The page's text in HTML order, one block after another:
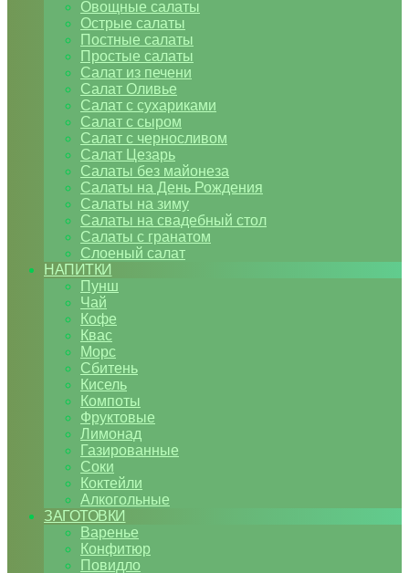
Овощные салаты
Острые салаты
Постные салаты
Простые салаты
Салат из печени
Салат Оливье
Салат с сухариками
Салат с сыром
Салат с черносливом
Салат Цезарь
Салаты без майонеза
Салаты на День Рождения
Салаты на зиму
Салаты на свадебный стол
Салаты с гранатом
Слоеный салат
НАПИТКИ
Пунш
Чай
Кофе
Квас
Морс
Сбитень
Кисель
Компоты
Фруктовые
Лимонад
Газированные
Соки
Коктейли
Алкогольные
ЗАГОТОВКИ
Варенье
Конфитюр
Повидло